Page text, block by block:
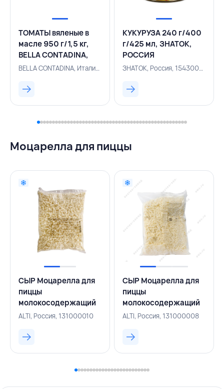
ТОМАТЫ вяленые в
масле 950 г/1,5 кг,
BELLA CONTADINA,
ИТАЛИЯ
BELLA CONTADINA, Италия, 154300094
КУКУРУЗА 240 г/400
г/425 мл, ЗНАТОК,
РОССИЯ
ЗНАТОК, Россия, 154300019
Моцарелла для пиццы
СЫР Моцарелла для
пиццы
молокосодержащий
продукт, Gourmet Fit
РОССИЯ
ALTI, Россия, 131000010
СЫР Моцарелла для
пиццы
молокосодержащий
продукт,
Original 48% 1 кг
ALTI, Россия, 131000008